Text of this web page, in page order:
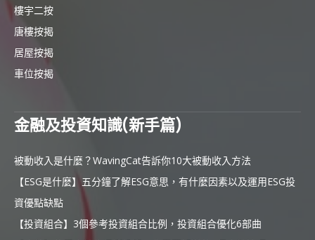
樓宇二按
唐樓按揭
居屋按揭
車位按揭
金融及投資知識(新手篇)
被動收入是什麼？WavingCat告訴你10大被動收入方法
【ESG是什麼】五分鐘了解ESG意思，有什麼因素以及運用ESG投
資優點缺點
【投資組合】3個參考投資組合比例，投資組合優化6部曲